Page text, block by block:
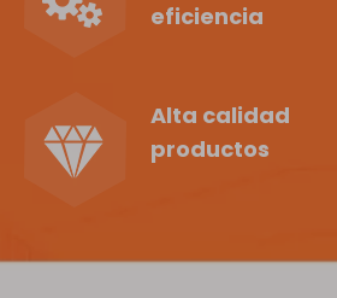
eficiencia
Alta calidad
productos